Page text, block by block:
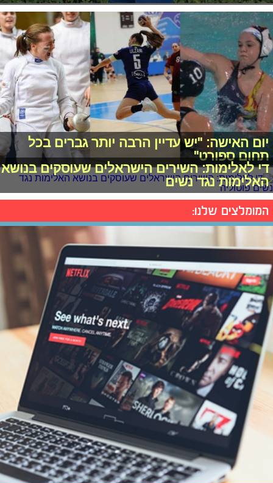
יום האישה: "יש עדיין הרבה יותר גברים בכל
תחום ספורט"
די לאלימות: השירים הישראלים שעוסקים בנושא
האלימות נגד נשים
המומלצים שלנו: